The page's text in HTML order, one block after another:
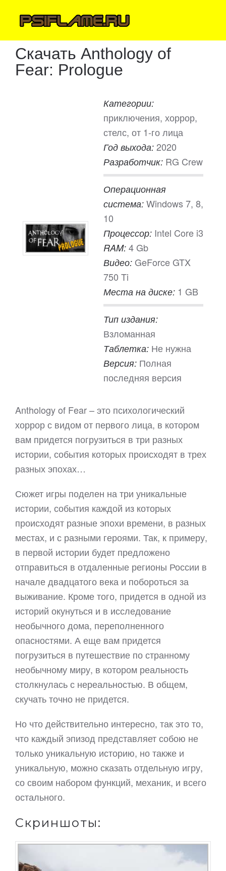
Скачать Anthology of
Fear: Prologue
Категории:
приключения, хоррор,
стелс, от 1-го лица
Год выхода: 2020
Разработчик: RG Crew
Операционная
система: Windows 7, 8,
10
Процессор: Intel Core i3
RAM: 4 Gb
Видео: GeForce GTX
750 Ti
Места на диске: 1 GB
Тип издания:
Взломанная
Таблетка: Не нужна
Версия: Полная
последняя версия
Anthology of Fear – это психологический
хоррор с видом от первого лица, в котором
вам придется погрузиться в три разных
истории, события которых происходят в трех
разных эпохах…
Сюжет игры поделен на три уникальные
истории, события каждой из которых
происходят разные эпохи времени, в разных
местах, и с разными героями. Так, к примеру,
в первой истории будет предложено
отправиться в отдаленные регионы России в
начале двадцатого века и побороться за
выживание. Кроме того, придется в одной из
историй окунуться и в исследование
необычного дома, переполненного
опасностями. А еще вам придется
погрузиться в путешествие по странному
необычному миру, в котором реальность
столкнулась с нереальностью. В общем,
скучать точно не придется.
Но что действительно интересно, так это то,
что каждый эпизод представляет собою не
только уникальную историю, но также и
уникальную, можно сказать отдельную игру,
со своим набором функций, механик, и всего
остального.
Скриншоты: